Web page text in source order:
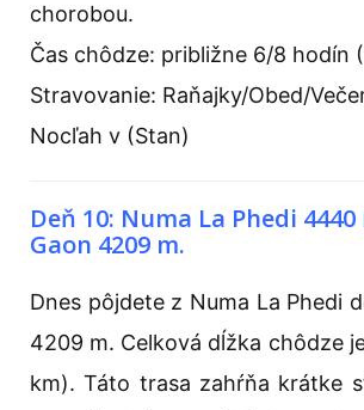
chorobou.
Čas chôdze: približne 6/8 hodín
Stravovanie: Raňajky/Obed/
Nocľah v (Stan)
Deň 10: Numa La Phedi
Gaon 4209 m.
Dnes pôjdete z Numa La Phedi
4209 m. Celková dĺžka chôdze
km). Táto trasa zahŕňa krátke